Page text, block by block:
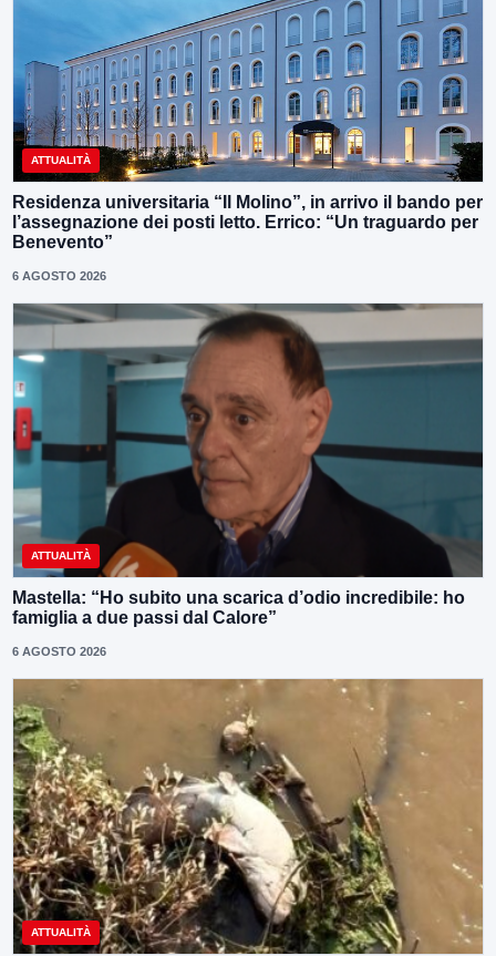
ATTUALITÀ
Residenza universitaria “Il Molino”, in arrivo il bando per
l’assegnazione dei posti letto. Errico: “Un traguardo per
Benevento”
6 AGOSTO 2026
ATTUALITÀ
Mastella: “Ho subito una scarica d’odio incredibile: ho
famiglia a due passi dal Calore”
6 AGOSTO 2026
ATTUALITÀ